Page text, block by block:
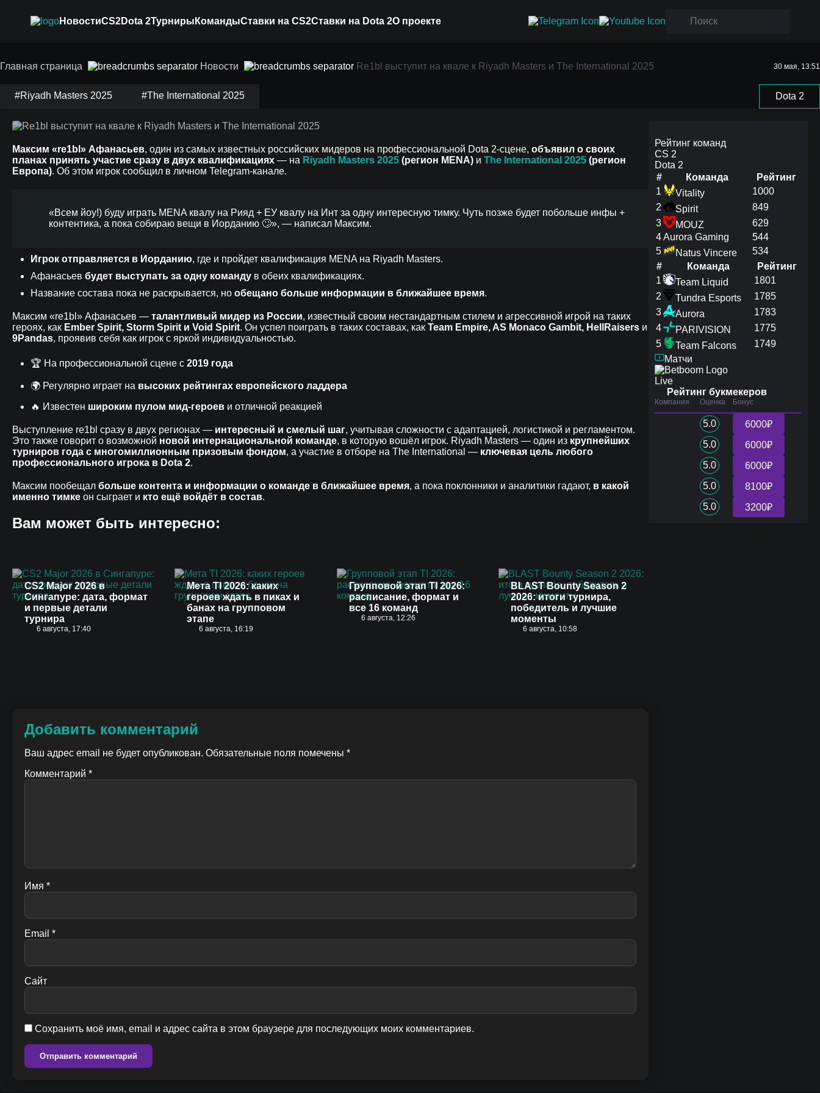
НовостиCS2Dota 2Турниры КомандыСтавки на CS2Ставки на Dota 2О проекте
Главная страница Новости Re1bl выступит на квале к Riyadh Masters и The International 2025 30 мая, 13:51
#Riyadh Masters 2025 #The International 2025 Dota 2
Re1bl выступит на квале к Riyadh Masters и The
International 2025
Максим «re1bl» Афанасьев, один из самых известных российских мидеров на профессиональной Dota 2-сцене, объявил о своих
планах принять участие сразу в двух квалификациях — на Riyadh Masters 2025 (регион MENA) и The International 2025 (регион
Европа). Об этом игрок сообщил в личном Telegram-канале.
«Всем йоу!) буду играть MENA квалу на Рияд + ЕУ квалу на Инт за одну интересную тимку. Чуть позже будет побольше инфы +
контентика, а пока собираю вещи в Иорданию 🙄», — написал Максим.
Игрок отправляется в Иорданию, где и пройдет квалификация MENA на Riyadh Masters.
Афанасьев будет выступать за одну команду в обеих квалификациях.
Название состава пока не раскрывается, но обещано больше информации в ближайшее время.
Максим «re1bl» Афанасьев — талантливый мидер из России, известный своим нестандартным стилем и агрессивной игрой на таких
героях, как Ember Spirit, Storm Spirit и Void Spirit. Он успел поиграть в таких составах, как Team Empire, AS Monaco Gambit, HellRaisers и
9Pandas, проявив себя как игрок с яркой индивидуальностью.
🏆 На профессиональной сцене с 2019 года
🌍 Регулярно играет на высоких рейтингах европейского ладдера
🔥 Известен широким пулом мид-героев и отличной реакцией
Выступление re1bl сразу в двух регионах — интересный и смелый шаг, учитывая сложности с адаптацией, логистикой и регламентом.
Это также говорит о возможной новой интернациональной команде, в которую вошёл игрок. Riyadh Masters — один из крупнейших
турниров года с многомиллионным призовым фондом, а участие в отборе на The International — ключевая цель любого
профессионального игрока в Dota 2.
Максим пообещал больше контента и информации о команде в ближайшее время, а пока поклонники и аналитики гадают, в какой
именно тимке он сыграет и кто ещё войдёт в состав.
Вам может быть интересно:
CS2 Major 2026 в
Сингапуре: дата, формат
и первые детали
турнира
6 августа, 17:40
Мета TI 2026: каких
героев ждать в пиках и
банах на групповом
этапе
6 августа, 16:19
Групповой этап TI 2026:
расписание, формат и
все 16 команд
6 августа, 12:26
BLAST Bounty Season 2
2026: итоги турнира,
победитель и лучшие
моменты
6 августа, 10:58
Добавить комментарий
Ваш адрес email не будет опубликован. Обязательные поля помечены *
Комментарий *
Имя *
Email *
Сайт
Сохранить моё имя, email и адрес сайта в этом браузере для последующих моих комментариев.
Рейтинг команд
CS 2
Dota 2
#
Команда
Рейтинг
1
Vitality
1000
2
Spirit
849
3
MOUZ
629
4Aurora Gaming
544
5
Natus Vincere
534
#
Команда
Рейтинг
1
Team Liquid
1801
2
Tundra Esports
1785
3
Aurora
1783
4
PARIVISION
1775
5
Team Falcons
1749
Матчи
Live
Рейтинг букмекеров
Компания Оценка Бонус
5.0
6000₽
5.0
6000₽
5.0
6000₽
5.0
8100₽
5.0
3200₽